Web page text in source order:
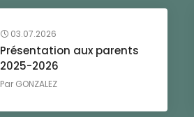
03.07.2026
Présentation aux parents
2025-2026
Par GONZALEZ